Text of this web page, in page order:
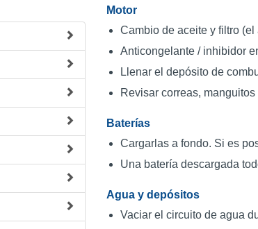
Motor
Cambio de aceite y filtro
Anticongelante / inhibidor
Llenar el depósito de
Revisar correas,
Baterías
Cargarlas a fondo. Si es
Una batería descargada
Agua y depósitos
Vaciar el circuito de agua